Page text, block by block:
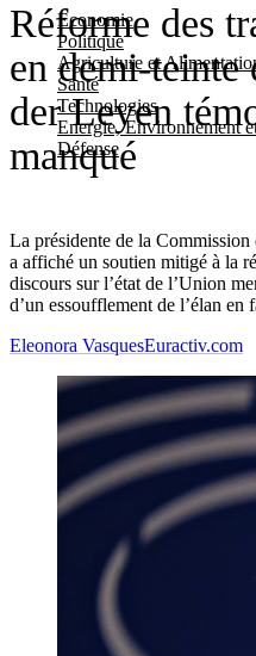
Economie
Politique
Agriculture et
Santé
Technologies
Energie, Environnement
Défense
Réforme des
en demi-teinte
der Leyen
manqué
La présidente de la
a affiché un soutien mitigé à la
discours sur l’état de l’Union
d’un essoufflement de l’élan en
Eleonora VasquesEuractiv.com